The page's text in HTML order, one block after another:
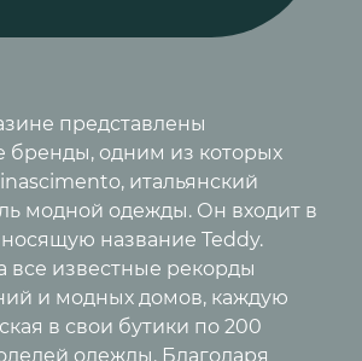
представлены
бренды, одним из которых
итальянский
модной одежды. Он входит в
название Teddy.
все известные рекорды
и модных домов, каждую
в свои бутики по 200
одежды. Благодаря